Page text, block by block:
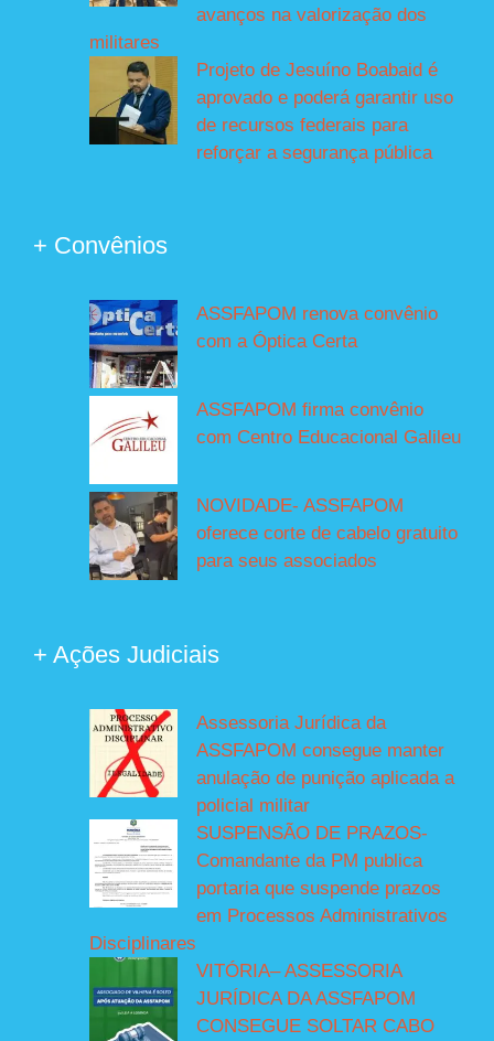
avanços na valorização dos
militares
Projeto de Jesuíno Boabaid é
aprovado e poderá garantir uso
de recursos federais para
reforçar a segurança pública
+ Convênios
ASSFAPOM renova convênio
com a Óptica Certa
ASSFAPOM firma convênio
com Centro Educacional Galileu
NOVIDADE- ASSFAPOM
oferece corte de cabelo gratuito
para seus associados
+ Ações Judiciais
Assessoria Jurídica da
ASSFAPOM consegue manter
anulação de punição aplicada a
policial militar
SUSPENSÃO DE PRAZOS-
Comandante da PM publica
portaria que suspende prazos
em Processos Administrativos
Disciplinares
VITÓRIA– ASSESSORIA
JURÍDICA DA ASSFAPOM
CONSEGUE SOLTAR CABO